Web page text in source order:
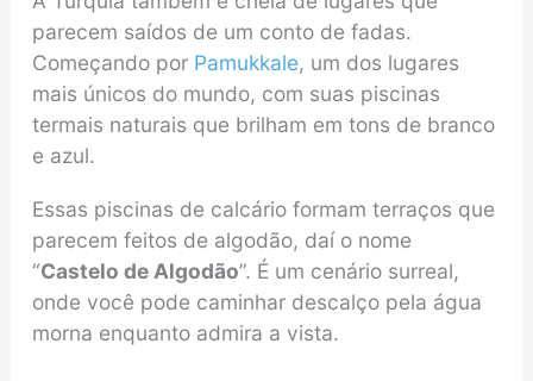
parecem saídos de um conto de fadas.
Começando por Pamukkale, um dos lugares
mais únicos do mundo, com suas piscinas
termais naturais que brilham em tons de branco
e azul.
Essas piscinas de calcário formam terraços que
parecem feitos de algodão, daí o nome
“Castelo de Algodão”. É um cenário surreal,
onde você pode caminhar descalço pela água
morna enquanto admira a vista.